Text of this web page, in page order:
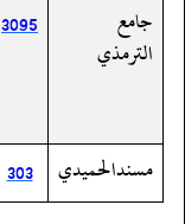
جامع
الترمذي
3095
مسندالحميدي
303